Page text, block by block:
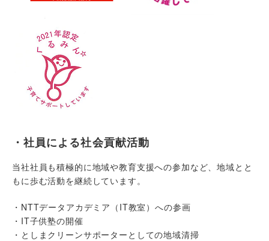
・社員による社会貢献活動
当社社員も積極的に地域や教育支援への参加など、地域とと
もに歩む活動を継続しています。
・NTTデータアカデミア（IT教室）への参画
・IT子供塾の開催
・としまクリーンサポーターとしての地域清掃